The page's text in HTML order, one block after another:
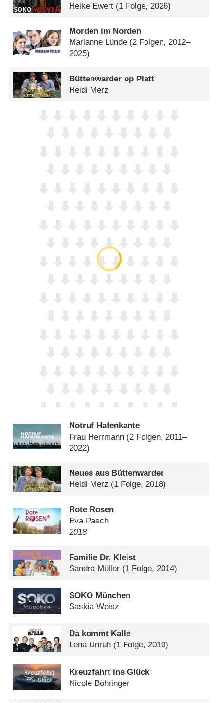
Heike Ewert (1 Folge, 2026)
Morden im Norden
Marianne Lünde (2 Folgen, 2012–
2025)
Büttenwarder op Platt
Heidi Merz
Notruf Hafenkante
Frau Herrmann (2 Folgen, 2011–
2022)
Neues aus Büttenwarder
Heidi Merz (1 Folge, 2018)
Rote Rosen
Eva Pasch
2018
Familie Dr. Kleist
Sandra Müller (1 Folge, 2014)
SOKO München
Saskia Weisz
Da kommt Kalle
Lena Unruh (1 Folge, 2010)
Kreuzfahrt ins Glück
Nicole Böhringer